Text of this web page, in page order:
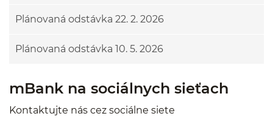
Plánovaná odstávka 22. 2. 2026
Plánovaná odstávka 10. 5. 2026
mBank na sociálnych sieťach
Kontaktujte nás cez sociálne siete